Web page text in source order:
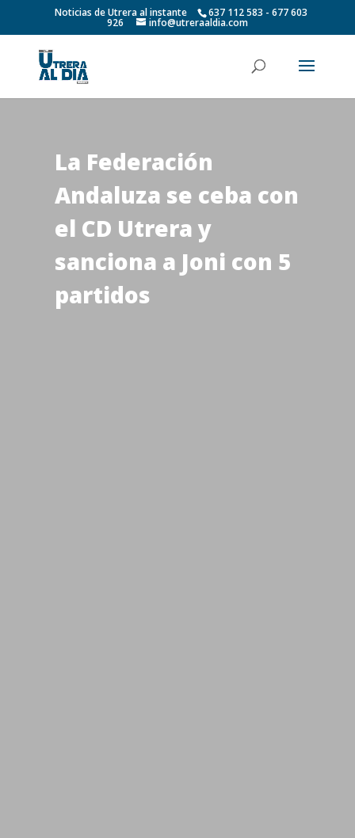
Noticias de Utrera al instante 637 112 583 - 677 603
926 info@utreraaldia.com
La Federación
Andaluza se ceba con
el CD Utrera y
sanciona a Joni con 5
partidos